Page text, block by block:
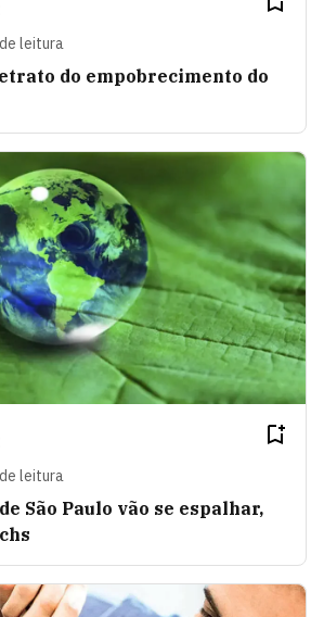
leitura
do empobrecimento do
de leitura
São Paulo vão se espalhar,